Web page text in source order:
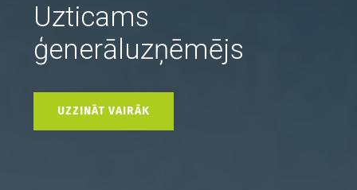
Uzticams
ģenerāluzņēmējs
UZZINĀT VAIRĀK